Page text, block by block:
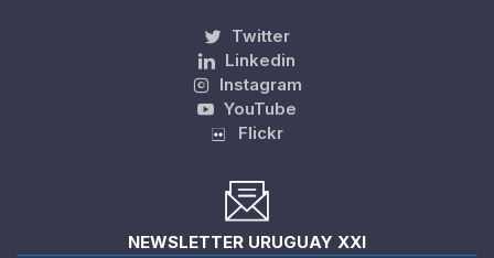
Twitter
Linkedin
Instagram
YouTube
Flickr
NEWSLETTER URUGUAY XXI